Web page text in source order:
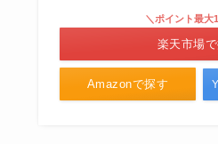
Amazonで探す
＼ポイント最大
楽天市場